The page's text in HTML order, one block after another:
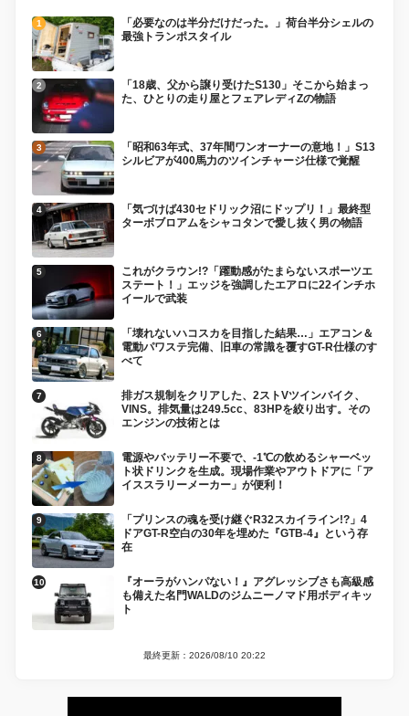
「必要なのは半分だけだった。」荷台半分シェルの
最強トランポスタイル
「18歳、父から譲り受けたS130」そこから始まっ
た、ひとりの走り屋とフェアレディZの物語
「昭和63年式、37年間ワンオーナーの意地！」S13
シルビアが400馬力のツインチャージ仕様で覚醒
「気づけば430セドリック沼にドップリ！」最終型
ターボブロアムをシャコタンで愛し抜く男の物語
これがクラウン!?「躍動感がたまらないスポーツエ
ステート！」エッジを強調したエアロに22インチホ
イールで武装
「壊れないハコスカを目指した結果…」エアコン＆
電動パワステ完備、旧車の常識を覆すGT-R仕様のす
べて
排ガス規制をクリアした、2ストVツインバイク、
VINS。排気量は249.5cc、83HPを絞り出す。その
エンジンの技術とは
電源やバッテリー不要で、-1℃の飲めるシャーベッ
ト状ドリンクを生成。現場作業やアウトドアに「ア
イススラリーメーカー」が便利！
「プリンスの魂を受け継ぐR32スカイライン!?」4
ドアGT-R空白の30年を埋めた『GTB-4』という存
在
『オーラがハンパない！』アグレッシブさも高級感
も備えた名門WALDのジムニーノマド用ボディキッ
ト
最終更新：2026/08/10 20:22